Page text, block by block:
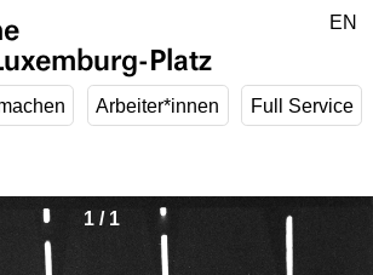
Platz
Arbeiter*innen Full Service
DE
EN
1 / 1